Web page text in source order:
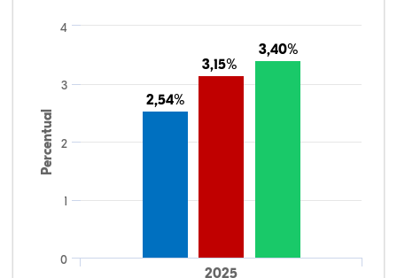
Percentual
2,54%
2,54%
3,15%
3,15%
3,40%
3,40%
2025
0
1
2
3
4